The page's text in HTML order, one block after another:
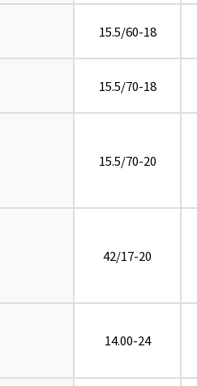
15.5/60-18
15.5/70-18
15.5/70-20
42/17-20
14.00-24